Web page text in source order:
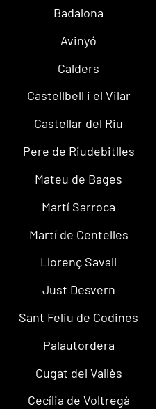
Badalona
Avinyó
Calders
Castellbell i el Vilar
Castellar del Riu
Pere de Riudebitlles
Mateu de Bages
Martí Sarroca
Martí de Centelles
Llorenç Savall
Just Desvern
Sant Feliu de Codines
Palautordera
Cugat del Vallès
Cecília de Voltregà